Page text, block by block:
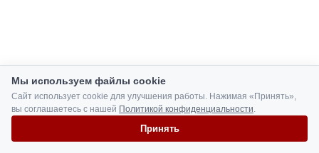
Мы используем файлы cookie
Сайт использует cookie для улучшения работы. Нажимая «Принять»,
вы соглашаетесь с нашей Политикой конфиденциальности.
Принять